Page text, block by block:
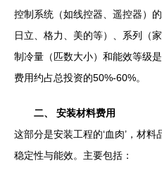
控制系统（如线控器、遥控器）
日立、格力、美的等）、系列（
制冷量（匹数大小）和能效等级
费用约占总投资的50%-60%。
二、 安装材料费用
这部分是安装工程的‘血肉’，材
稳定性与能效。主要包括：